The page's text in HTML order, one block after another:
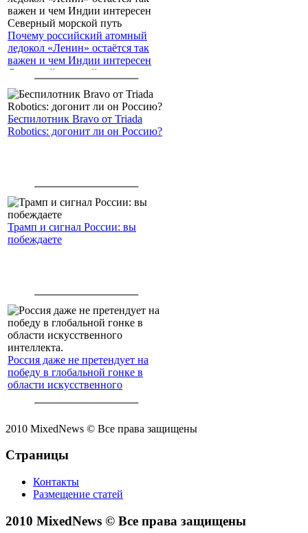
Почему российский атомный
ледокол «Ленин» остаётся так
важен и чем Индии интересен
Северный морской путь
Беспилотник Bravo от Triada
Robotics: догонит ли он Россию?
Трамп и сигнал России: вы
побеждаете
Россия даже не претендует на
победу в глобальной гонке в
области искусственного
2010 MixedNews © Все права защищены
Страницы
Контакты
Размещение статей
2010 MixedNews © Все права защищены